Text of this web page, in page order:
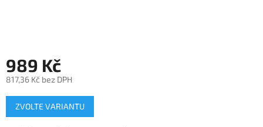
989 Kč
817,36 Kč bez DPH
Měrná
cena:
ZVOLTE VARIANTU